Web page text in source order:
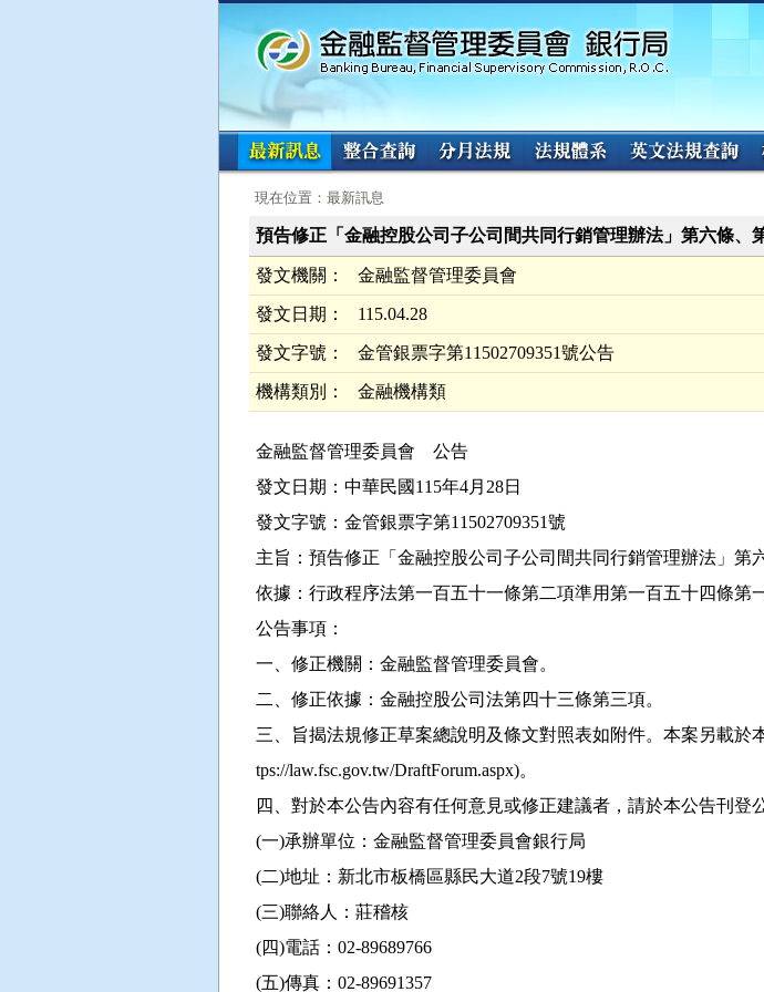
跳
容
:::
現在位置：最新訊息
預告修正「金融控股公司子公司間共同行銷管理辦法」第六條、
發文機關： 金融監督管理委員會
發文日期： 115.04.28
發文字號： 金管銀票字第11502709351號公告
機構類別： 金融機構類
金融監督管理委員會 公告
發文日期：中華民國115年4月28日
發文字號：金管銀票字第11502709351號
主旨：預告修正「金融控股公司子公司間共同行銷管理辦法」第
依據：行政程序法第一百五十一條第二項準用第一百五十四條第
公告事項：
一、修正機關：金融監督管理委員會。
二、修正依據：金融控股公司法第四十三條第三項。
三、旨揭法規修正草案總說明及條文對照表如附件。本案另載
tps://law.fsc.gov.tw/DraftForum.aspx)。
四、對於本公告內容有任何意見或修正建議者，請於本公告刊登
(一)承辦單位：金融監督管理委員會銀行局
(二)地址：新北市板橋區縣民大道2段7號19樓
(三)聯絡人：莊稽核
(四)電話：02-89689766
(五)傳真：02-89691357